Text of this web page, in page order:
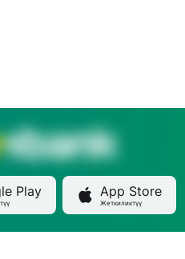
Play App Store
Жеткиликтүү